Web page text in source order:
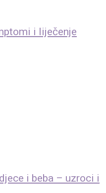
i liječenje
i beba – uzroci i